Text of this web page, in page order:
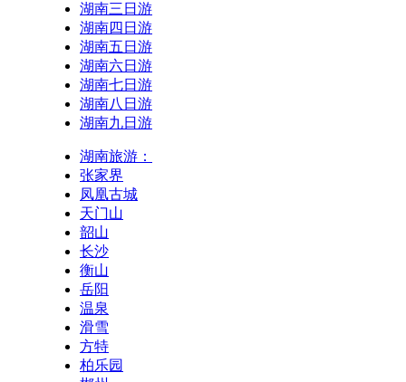
湖南三日游
湖南四日游
湖南五日游
湖南六日游
湖南七日游
湖南八日游
湖南九日游
湖南旅游：
张家界
凤凰古城
天门山
韶山
长沙
衡山
岳阳
温泉
滑雪
方特
柏乐园